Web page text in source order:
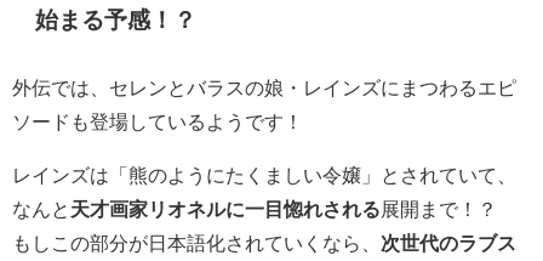
始まる予感！？
外伝では、セレンとバラスの娘・レインズにまつわるエピ
ソードも登場しているようです！
レインズは「熊のようにたくましい令嬢」とされていて、
なんと 天才画家リオネルに一目惚れされる展開まで！？
もしこの部分が日本語化されていくなら、 次世代のラブス